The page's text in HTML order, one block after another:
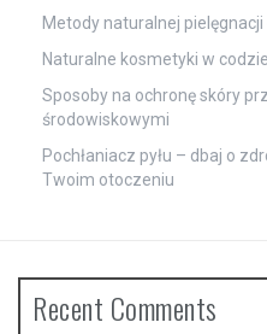
Metody naturalnej pielęgnacji
Naturalne kosmetyki w
Sposoby na ochronę skóry
środowiskowymi
Pochłaniacz pyłu – dbaj o
Twoim otoczeniu
Recent Comments